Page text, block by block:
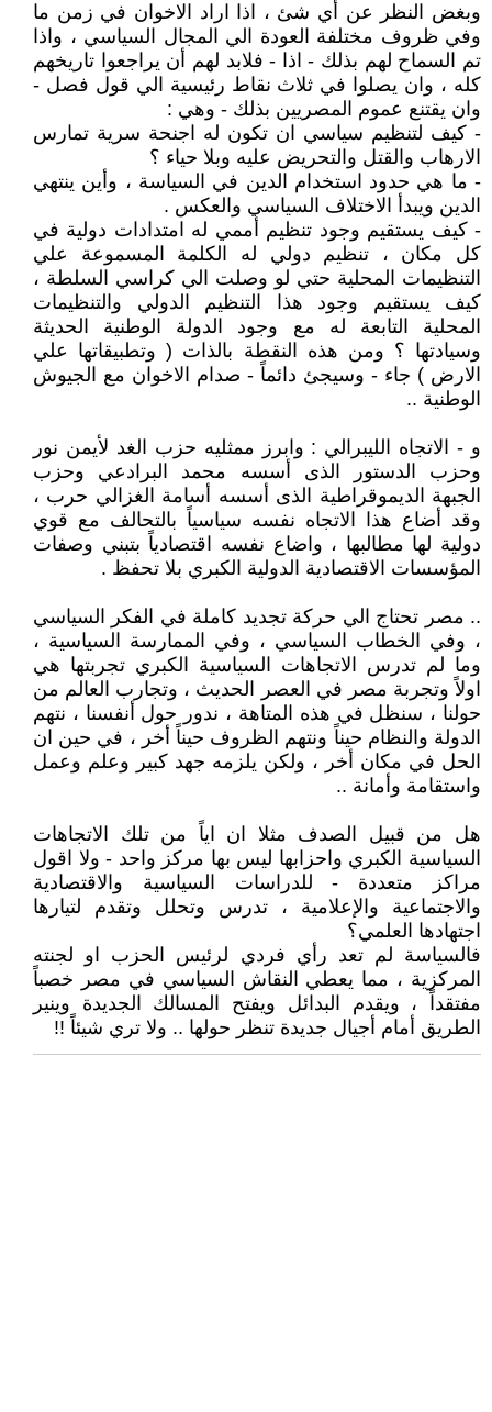
وبغض النظر عن أي شئ ، اذا اراد الاخوان في زمن ما
وفي ظروف مختلفة العودة الي المجال السياسي ، واذا
تم السماح لهم بذلك - اذا - فلابد لهم أن يراجعوا تاريخهم
كله ، وان يصلوا في ثلاث نقاط رئيسية الي قول فصل -
وان يقتنع عموم المصريين بذلك - وهي :
- كيف لتنظيم سياسي ان تكون له اجنحة سرية تمارس
الارهاب والقتل والتحريض عليه وبلا حياء ؟
- ما هي حدود استخدام الدين في السياسة ، وأين ينتهي
الدين ويبدأ الاختلاف السياسي والعكس .
- كيف يستقيم وجود تنظيم أممي له امتدادات دولية في
كل مكان ، تنظيم دولي له الكلمة المسموعة علي
التنظيمات المحلية حتي لو وصلت الي كراسي السلطة ،
كيف يستقيم وجود هذا التنظيم الدولي والتنظيمات
المحلية التابعة له مع وجود الدولة الوطنية الحديثة
وسيادتها ؟ ومن هذه النقطة بالذات ( وتطبيقاتها علي
الارض ) جاء - وسيجئ دائماً - صدام الاخوان مع الجيوش
الوطنية ..
و - الاتجاه الليبرالي : وابرز ممثليه حزب الغد لأيمن نور
وحزب الدستور الذى أسسه محمد البرادعي وحزب
الجبهة الديموقراطية الذى أسسه أسامة الغزالي حرب ،
وقد أضاع هذا الاتجاه نفسه سياسياً بالتحالف مع قوي
دولية لها مطالبها ، واضاع نفسه اقتصادياً بتبني وصفات
المؤسسات الاقتصادية الدولية الكبري بلا تحفظ .
.. مصر تحتاج الي حركة تجديد كاملة في الفكر السياسي
، وفي الخطاب السياسي ، وفي الممارسة السياسية ،
وما لم تدرس الاتجاهات السياسية الكبري تجربتها هي
اولاً وتجربة مصر في العصر الحديث ، وتجارب العالم من
حولنا ، سنظل في هذه المتاهة ، ندور حول أنفسنا ، نتهم
الدولة والنظام حيناً ونتهم الظروف حيناً أخر ، في حين ان
الحل في مكان أخر ، ولكن يلزمه جهد كبير وعلم وعمل
واستقامة وأمانة ..
هل من قبيل الصدف مثلا ان اياً من تلك الاتجاهات
السياسية الكبري واحزابها ليس بها مركز واحد - ولا اقول
مراكز متعددة - للدراسات السياسية والاقتصادية
والاجتماعية والإعلامية ، تدرس وتحلل وتقدم لتيارها
اجتهادها العلمي؟
فالسياسة لم تعد رأي فردي لرئيس الحزب او لجنته
المركزية ، مما يعطي النقاش السياسي في مصر خصباً
مفتقداً ، ويقدم البدائل ويفتح المسالك الجديدة وينير
الطريق أمام أجيال جديدة تنظر حولها .. ولا تري شيئاً !!